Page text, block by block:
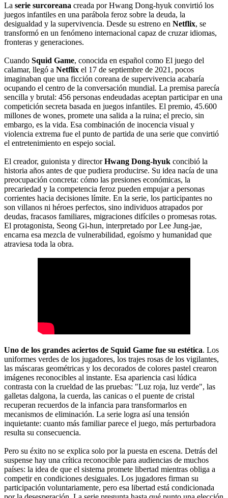
La serie surcoreana creada por Hwang Dong-hyuk convirtió los
juegos infantiles en una parábola feroz sobre la deuda, la
desigualdad y la supervivencia. Desde su estreno en Netflix, se
transformó en un fenómeno internacional capaz de cruzar idiomas,
fronteras y generaciones.
Cuando Squid Game, conocida en español como El juego del
calamar, llegó a Netflix el 17 de septiembre de 2021, pocos
imaginaban que una ficción coreana de supervivencia acabaría
ocupando el centro de la conversación mundial. La premisa parecía
sencilla y brutal: 456 personas endeudadas aceptan participar en una
competición secreta basada en juegos infantiles. El premio, 45.600
millones de wones, promete una salida a la ruina; el precio, sin
embargo, es la vida. Esa combinación de inocencia visual y
violencia extrema fue el punto de partida de una serie que convirtió
el entretenimiento en espejo social.
El creador, guionista y directorHwang Dong-hyuk concibió la
historia años antes de que pudiera producirse. Su idea nacía de una
preocupación concreta: cómo las presiones económicas, la
precariedad y la competencia feroz pueden empujar a personas
corrientes hacia decisiones límite. En la serie, los participantes no
son villanos ni héroes perfectos, sino individuos atrapados por
deudas, fracasos familiares, migraciones difíciles o promesas rotas.
El protagonista, Seong Gi-hun, interpretado por Lee Jung-jae,
encarna esa mezcla de vulnerabilidad, egoísmo y humanidad que
atraviesa toda la obra.
Uno de los grandes aciertos de Squid Game fue su estética. Los
uniformes verdes de los jugadores, los trajes rosas de los vigilantes,
las máscaras geométricas y los decorados de colores pastel crearon
imágenes reconocibles al instante. Esa apariencia casi lúdica
contrasta con la crueldad de las pruebas: "Luz roja, luz verde", las
galletas dalgona, la cuerda, las canicas o el puente de cristal
recuperan recuerdos de la infancia para transformarlos en
mecanismos de eliminación. La serie logra así una tensión
inquietante: cuanto más familiar parece el juego, más perturbadora
resulta su consecuencia.
Pero su éxito no se explica solo por la puesta en escena. Detrás del
suspense hay una crítica reconocible para audiencias de muchos
países: la idea de que el sistema promete libertad mientras obliga a
competir en condiciones desiguales. Los jugadores firman su
participación voluntariamente, pero esa libertad está condicionada